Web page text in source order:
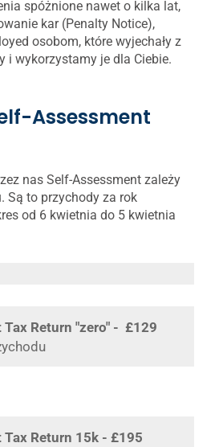
spóżnione nawet o kilka lat,
kar (Penalty Notice),
osobom, które wyjechały z
i wykorzystamy je dla Ciebie.
Assessment
nas Self-Assessment zależy
Są to przychody za rok
od 6 kwietnia do 5 kwietnia
Return "zero" - £129
Return 15k - £195